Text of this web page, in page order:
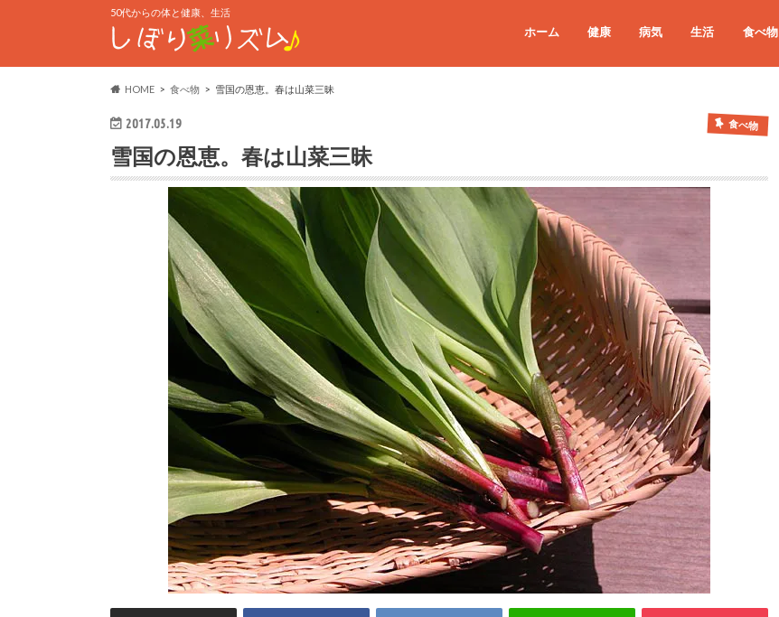
50代からの体と健康、生活
ホーム 健康 病気 生活 食べ物
HOME 食べ物 雪国の恩恵。春は山菜三昧
2017.05.19 食べ物
雪国の恩恵。春は山菜三昧